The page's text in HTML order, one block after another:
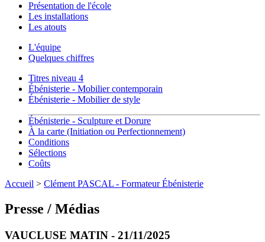
Présentation de l'école
Les installations
Les atouts
L'équipe
Quelques chiffres
Titres niveau 4
Ébénisterie - Mobilier contemporain
Ébénisterie - Mobilier de style
Ébénisterie - Sculpture et Dorure
À la carte (Initiation ou Perfectionnement)
Conditions
Sélections
Coûts
Accueil > Clément PASCAL - Formateur Ébénisterie
Presse / Médias
VAUCLUSE MATIN - 21/11/2025